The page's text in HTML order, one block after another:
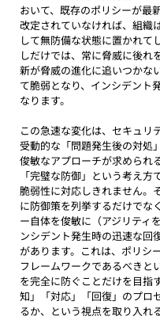
おいて、既存のポリシーが最
改定されていなければ、組織
して無防備な状態に置かれて
しだけでは、常に脅威に後れ
新が脅威の進化に追いつかな
て脆弱となり、インシデント
なります。
この急速な変化は、セキュリ
受動的な「問題発生後の対処
俊敏なアプローチが求められ
「完璧な防御」という考え
脆弱性に対応しきれません。
に防御策を列挙するだけでな
ー自体を俊敏に（アジリティ
ンシデント発生時の迅速な回
があります。これは、ポリシ
フレームワークであるべきと
を完全に防ぐことだけを目指
知」「対応」「回復」のプロ
るか、という視点を取り入れ